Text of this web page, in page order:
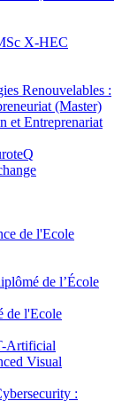
X-HEC
Renouvelables :
(Master)
et Entreprenariat
de l'Ecole
de l’École
de l'Ecole
Artificial
Visual
: